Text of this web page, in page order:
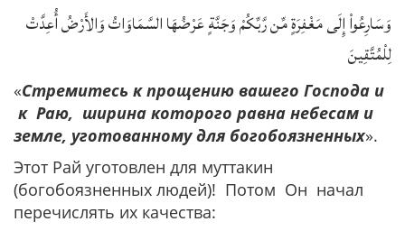
وَسَارِعُواْ إِلَى مَغْفِرَةٍ مِّن رَّبِّكُمْ وَجَنَّةٍ عَرْضُهَا السَّمَاوَاتُ وَالأَرْضُ أُعِدَّتْ
لِلْمُتَّقِينَ‏
«Стремитесь к прощению вашего Господа и
к Раю, ширина которого равна небесам и
земле, уготованному для богобоязненных».
Этот Рай уготовлен для муттакин
(богобоязненных людей)! Потом Он начал
перечислять их качества: